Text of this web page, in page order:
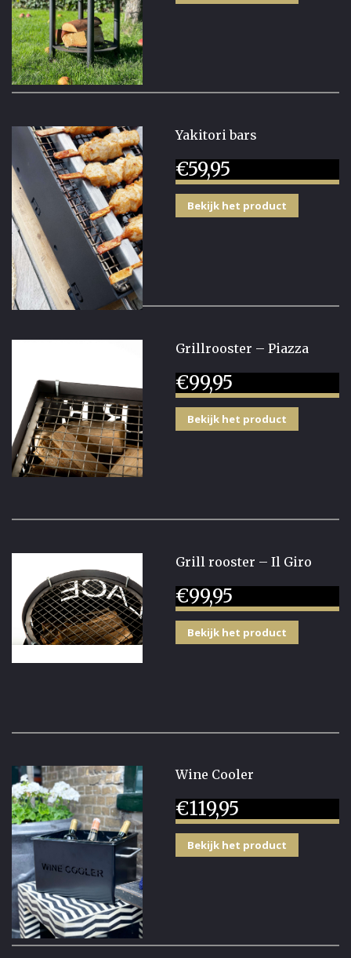
Yakitori bars
€59,95
Bekijk het product
Grillrooster – Piazza
€99,95
Bekijk het product
Grill rooster – Il Giro
€99,95
Bekijk het product
Wine Cooler
€119,95
Bekijk het product